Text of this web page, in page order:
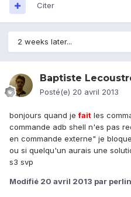
Citer
2 weeks later...
Baptiste
Posté(e) 20 avril 2013
bonjours quand jefait les
commande adb shell n'es pas
en commande externe" je
ou si quelqu'un aurais une
s3 svp
Modifié 20 avril 2013 par